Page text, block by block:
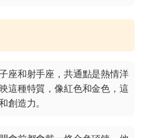
座和射手座，共通點是熱情洋
這種特質，像紅色和金色，這
創造力。